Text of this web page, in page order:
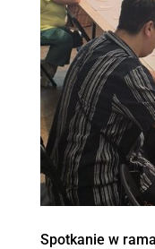
Spotkanie w